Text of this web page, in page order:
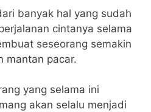
banyak hal yang sudah
cintanya selama
seseorang semakin
mantan pacar.
yang selama ini
akan selalu menjadi